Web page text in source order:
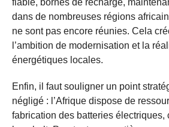
fiable, bornes de recharge,
dans de nombreuses régions
ne sont pas encore réunies. Cela
l’ambition de modernisation et la
énergétiques locales.
Enfin, il faut souligner un point
négligé : l’Afrique dispose de
fabrication des batteries électriques,